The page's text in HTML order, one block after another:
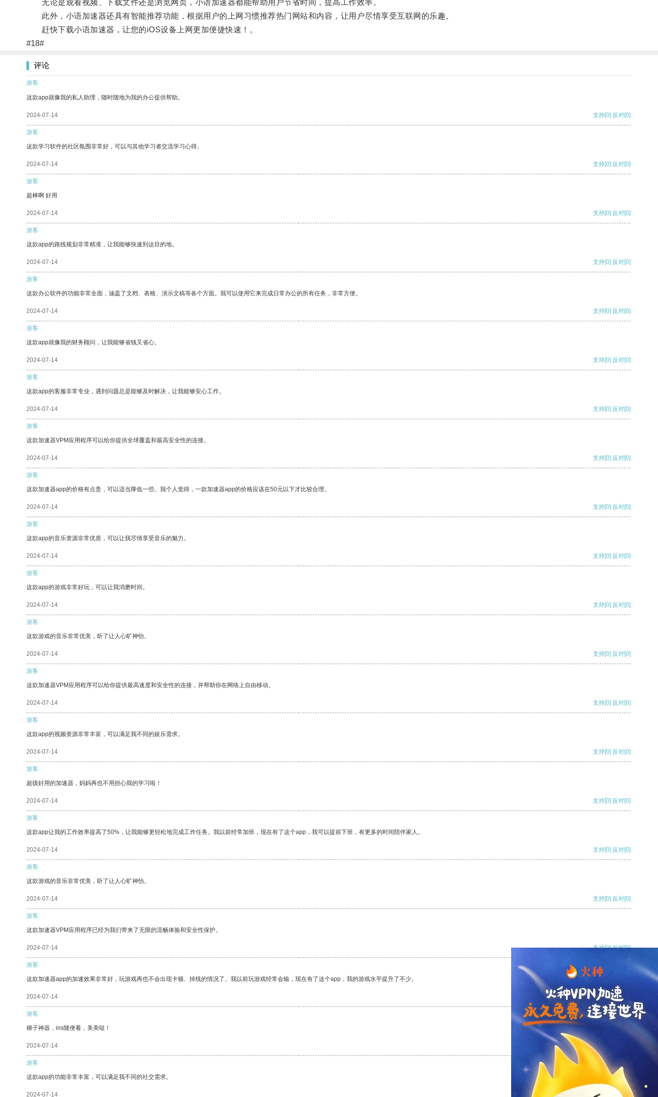
无论是观看视频、下载文件还是浏览网页，小语加速器都能帮助用户节省时间，提高工作效率。
此外，小语加速器还具有智能推荐功能，根据用户的上网习惯推荐热门网站和内容，让用户尽情享受互联网的乐趣。
赶快下载小语加速器，让您的iOS设备上网更加便捷快速！。
#18#
评论
游客
这款app就像我的私人助理，随时随地为我的办公提供帮助。
2024-07-14 支持[0] 反对[0]
游客
这款学习软件的社区氛围非常好，可以与其他学习者交流学习心得。
2024-07-14 支持[0] 反对[0]
游客
超棒啊 好用
2024-07-14 支持[0] 反对[0]
游客
这款app的路线规划非常精准，让我能够快速到达目的地。
2024-07-14 支持[0] 反对[0]
游客
这款办公软件的功能非常全面，涵盖了文档、表格、演示文稿等各个方面。我可以使用它来完成日常办公的所有任务，非常方便。
2024-07-14 支持[0] 反对[0]
游客
这款app就像我的财务顾问，让我能够省钱又省心。
2024-07-14 支持[0] 反对[0]
游客
这款app的客服非常专业，遇到问题总是能够及时解决，让我能够安心工作。
2024-07-14 支持[0] 反对[0]
游客
这款加速器VPM应用程序可以给你提供全球覆盖和最高安全性的连接。
2024-07-14 支持[0] 反对[0]
游客
这款加速器app的价格有点贵，可以适当降低一些。我个人觉得，一款加速器app的价格应该在50元以下才比较合理。
2024-07-14 支持[0] 反对[0]
游客
这款app的音乐资源非常优质，可以让我尽情享受音乐的魅力。
2024-07-14 支持[0] 反对[0]
游客
这款app的游戏非常好玩，可以让我消磨时间。
2024-07-14 支持[0] 反对[0]
游客
这款游戏的音乐非常优美，听了让人心旷神怡。
2024-07-14 支持[0] 反对[0]
游客
这款加速器VPM应用程序可以给你提供最高速度和安全性的连接，并帮助你在网络上自由移动。
2024-07-14 支持[0] 反对[0]
游客
这款app的视频资源非常丰富，可以满足我不同的娱乐需求。
2024-07-14 支持[0] 反对[0]
游客
超级好用的加速器，妈妈再也不用担心我的学习啦！
2024-07-14 支持[0] 反对[0]
游客
这款app让我的工作效率提高了50%，让我能够更轻松地完成工作任务。我以前经常加班，现在有了这个app，我可以提前下班，有更多的时间陪伴家人。
2024-07-14 支持[0] 反对[0]
游客
这款游戏的音乐非常优美，听了让人心旷神怡。
2024-07-14 支持[0] 反对[0]
游客
这款加速器VPM应用程序已经为我们带来了无限的流畅体验和安全性保护。
2024-07-14 支持[0] 反对[0]
游客
这款加速器app的加速效果非常好，玩游戏再也不会出现卡顿、掉线的情况了。我以前玩游戏经常会输，现在有了这个app，我的游戏水平提升了不少。
2024-07-14 支持[0] 反对
游客
梯子神器，ins随便看，美美哒！
2024-07-14 支持
游客
这款app的功能非常丰富，可以满足我不同的社交需求。
2024-07-14 支持 反对 [0]